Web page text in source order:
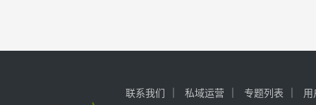
联系我们 私域运营 专题列表 用